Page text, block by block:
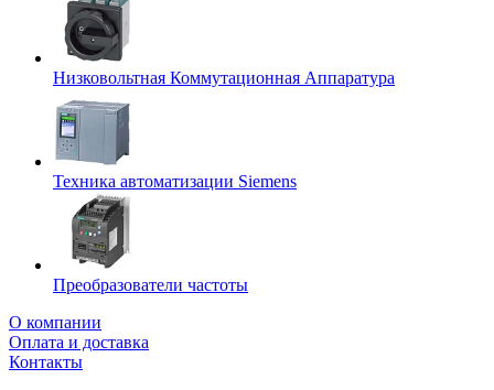
Низковольтная Коммутационная Аппаратура
Техника автоматизации Siemens
Преобразователи частоты
О компании
Оплата и доставка
Контакты